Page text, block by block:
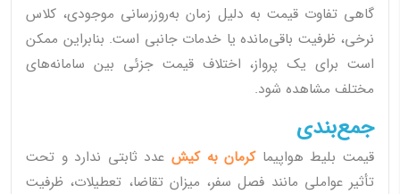
گاهی تفاوت قیمت به دلیل زمان به‌روزرسانی موجودی، کلاس
نرخی، ظرفیت باقی‌مانده یا خدمات جانبی است. بنابراین ممکن
است برای یک پرواز، اختلاف قیمت جزئی بین سامانه‌های
مختلف مشاهده شود.
جمع‌بندی
قیمت بلیط هواپیماکرمان به کیش عدد ثابتی ندارد و تحت
تأثیر عواملی مانند فصل سفر، میزان تقاضا، تعطیلات، ظرفیت